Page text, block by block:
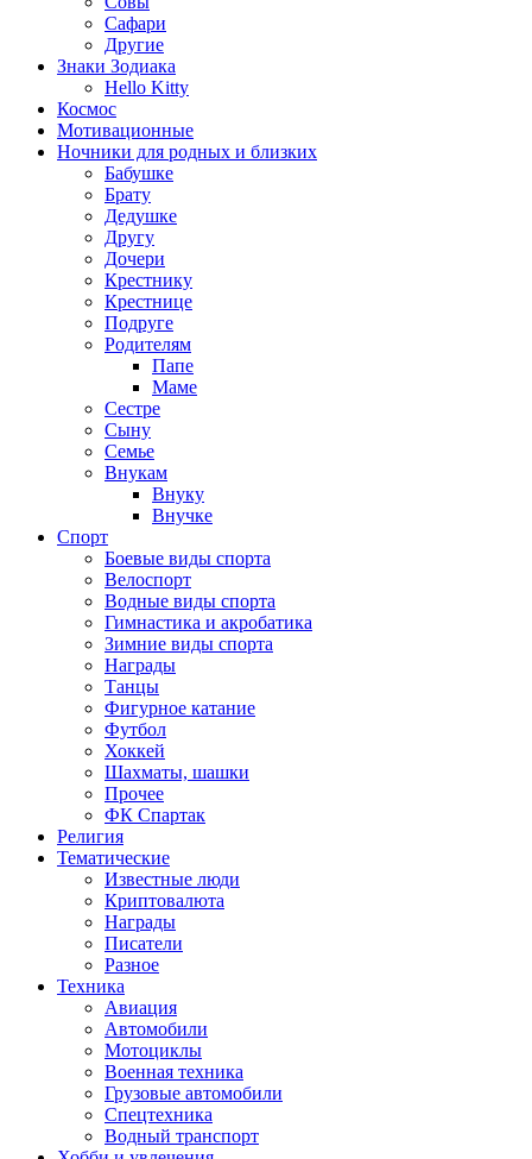
Сафари
Другие
Знаки Зодиака
Hello Kitty
Космос
Мотивационные
Ночники для родных и близких
Бабушке
Брату
Дедушке
Другу
Дочери
Крестнику
Крестнице
Подруге
Родителям
Папе
Маме
Сестре
Сыну
Семье
Внукам
Внуку
Внучке
Спорт
Боевые виды спорта
Велоспорт
Водные виды спорта
Гимнастика и акробатика
Зимние виды спорта
Награды
Танцы
Фигурное катание
Футбол
Хоккей
Шахматы, шашки
Прочее
ФК Спартак
Религия
Тематические
Известные люди
Криптовалюта
Награды
Писатели
Разное
Техника
Авиация
Автомобили
Мотоциклы
Военная техника
Грузовые автомобили
Спецтехника
Водный транспорт